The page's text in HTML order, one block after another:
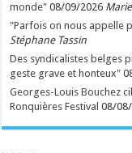
monde" 08/09/2026
"Parfois on nous appelle
Stéphane Tassin
Des syndicalistes belges
geste grave et honteux"
Georges-Louis Bouchez
Ronquières Festival 08/